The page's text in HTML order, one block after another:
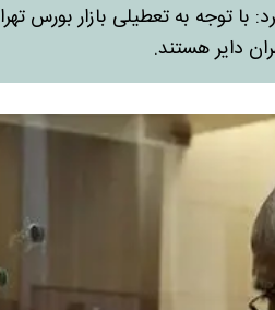
دایر هستند.